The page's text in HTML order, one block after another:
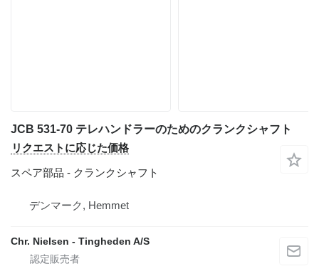
JCB 531-70 テレハンドラーのためのクランクシャフト
リクエストに応じた価格
スペア部品 - クランクシャフト
デンマーク, Hemmet
Chr. Nielsen - Tingheden A/S